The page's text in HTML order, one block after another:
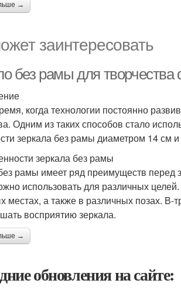
→
заинтересовать
без рамы для
когда технологии постоянно
Одним из таких способов стало
зеркала без рамы диаметром 14 см
зеркала без рамы
рамы имеет ряд преимуществ перед
использовать для различных
местах, а также в различных позах. В-
восприятию зеркала.
→
обновления на сайте: